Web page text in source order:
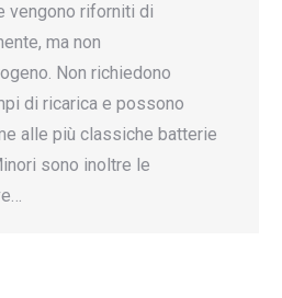
vengono riforniti di
ma non
Non richiedono
di ricarica e possono
alle più classiche batterie
sono inoltre le